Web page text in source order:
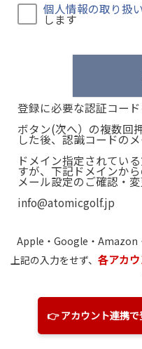
個人情報の取り扱い
します
登録に必要な認証コー
ボタン(次へ）の複数回
した後、認識コードの
ドメイン指定されてい
すが、下記ドメインか
メール設定のご確認・
info@atomicgolf.jp
Apple・Google・Amazon
上記の入力をせず、 各アカ
👉 アカウント連携で